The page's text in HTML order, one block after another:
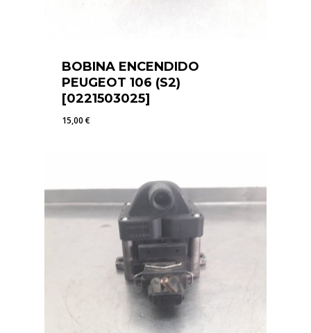
BOBINA ENCENDIDO
PEUGEOT 106 (S2)
[0221503025]
15,00€